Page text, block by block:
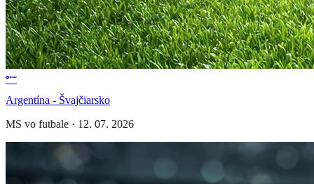
Argentína - Švajčiarsko
MS vo futbale · 12. 07. 2026